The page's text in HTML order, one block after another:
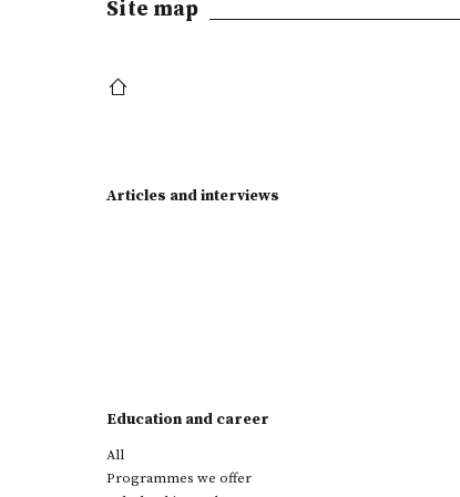
Site map
Articles and interviews
Education and career
All
Programmes we offer